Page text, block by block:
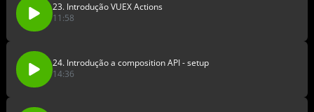
23. Introdução VUEX Actions
11:58
24. Introdução a composition API - setup
14:36